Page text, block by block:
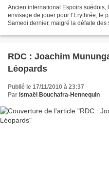
Ancien international Espoirs suédois,
envisage de jouer pour l’Erythrée, le
Samedi dernier, malgré la défaite des
RDC : Joachim
Léopards
Publié le 17/11/2010 à 23:37
Par Ismaël Bouchafra-Hennequin